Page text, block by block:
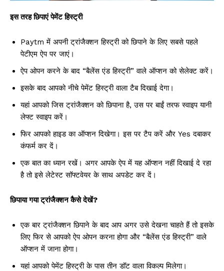
इस तरह छिपाएं पेमेंट हिस्ट्री
Paytm में अपनी ट्रांजैक्शन हिस्ट्री को छिपाने के लिए सबसे पहले
पेटीएम ऐप पर जाएं।
ऐप ओपन करने के बाद “बैलेंस एंड हिस्ट्री” वाले ऑप्शन को सेलेक्ट करें।
इसके बाद आपको नीचे पेमेंट हिस्ट्री वाला टैब दिखाई देगा।
यहां आपको जिस ट्रांजैक्शन को छिपाना है, उस पर बाईं तरफ स्वाइप यानी
लेफ्ट स्वाइप करें।
फिर आपको हाइड का ऑप्शन दिखेगा। इस पर टैप करें और Yes दबाकर
कंफर्म कर दें।
एक बात का ध्यान रखें। अगर आपके ऐप में यह ऑप्शन नहीं दिखाई दे रहा
है तो इसे लेटेस्ट सॉफ्टवेयर के साथ अपडेट कर दें।
छिपाया गया ट्रांजैक्शन कैसे देखें?
एक बार ट्रांजैक्शन छिपाने के बाद आप अगर उसे देखना चाहते हैं तो इसके
लिए फिर से आपको ऐप ओपन करना होगा और “बैलेंस एंड हिस्ट्री” वाले
ऑप्शन में जाना होगा।
यहां आपको पेमेंट हिस्ट्री के पास तीन डॉट वाला विकल्प मिलेगा।